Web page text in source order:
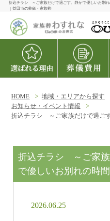
折込チラシ ～ご家族だけで過ごす、静かで優しいお別
｜益田市の葬儀・家族葬
HOME 地域・エリアから探す
お知らせ・イベント情報
折込チラシ ～ご家族だけで過ご
折込チラシ ～ご家
で優しいお別れの時
2026.06.25